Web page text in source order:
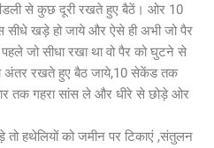
से कुछ दूरी रखते हुए बैठें। ओर 10
सीधे खड़े हो जाये और ऐसे ही अभी जो पैर
जो सीधा रखा था वो पैर को घुटने से
अंतर रखते हुए बैठ जाये,10 सेकेंड तक
तक गहरा सांस ले और धीरे से छोड़े ओर
हथेलियों को जमीन पर टिकाएं ,संतुलन